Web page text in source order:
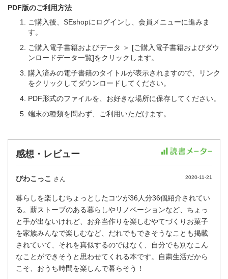
PDF版のご利用方法
ご購入後、SEshopにログインし、会員メニューに進みま
す。
ご購入電子書籍およびデータ ＞ [ご購入電子書籍およびダウ
ンロードデータ一覧]をクリックします。
購入済みの電子書籍のタイトルが表示されますので、リンク
をクリックしてダウンロードしてください。
PDF形式のファイルを、お好きな場所に保存してください。
端末の種類を問わず、ご利用いただけます。
感想・レビュー
びわこっこ さん 2020-11-21
暮らしを楽しむちょっとしたコツが36人分36個紹介されてい
る。薪ストーブのある暮らしやリノベーションなど、ちょっ
と手が出ないけれど、お弁当作りを楽しむやてづくりお菓子
を家族みんなで楽しむなど、だれでもできそうなことも掲載
されていて、それを真似するのではなく、自分でも別なこん
なことができそうと思わせてくれる本です。自粛生活だから
こそ、おうち時間を楽しんで暮らそう！